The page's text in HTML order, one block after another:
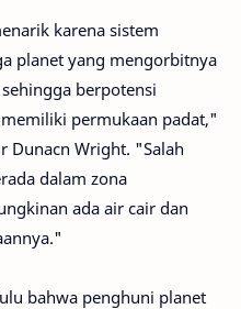
karena sistem
planet yang mengorbitnya
berpotensi
permukaan padat,"
Dunacn Wright. "Salah
dalam zona
ada air cair dan
bahwa penghuni planet